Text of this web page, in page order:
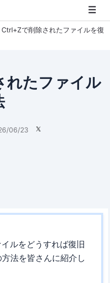
Ctrl+Zで削除されたファイルを復
たファイル
06/23 
ルをどうすれば復旧
法を皆さんに紹介し